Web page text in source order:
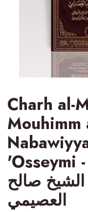
Charh al-
Mouhimm
'Osseymi - شرح المنيرة في
صالح
العصيمي